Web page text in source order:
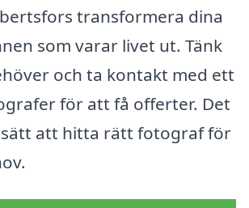
transformera dina
som varar livet ut. Tänk
och ta kontakt med ett
för att få offerter. Det
att hitta rätt fotograf för